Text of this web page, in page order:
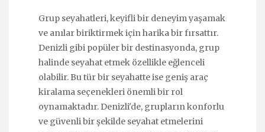
Grup seyahatleri, keyifli bir deneyim yaşamak
ve anılar biriktirmek için harika bir fırsattır.
Denizli gibi popüler bir destinasyonda, grup
halinde seyahat etmek özellikle eğlenceli
olabilir. Bu tür bir seyahatte ise geniş araç
kiralama seçenekleri önemli bir rol
oynamaktadır. Denizli'de, grupların konforlu
ve güvenli bir şekilde seyahat etmelerini